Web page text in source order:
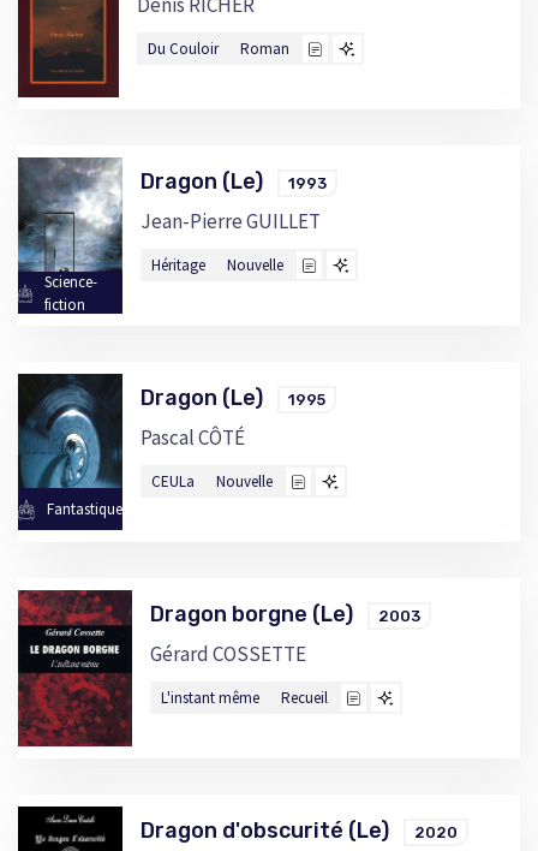
Du Couloir Roman
Science-
fiction
Dragon (Le) 1993
Jean-Pierre GUILLET
Héritage Nouvelle
Fantastique
Dragon (Le) 1995
Pascal CÔTÉ
CEULa Nouvelle
Dragon borgne (Le) 2003
Gérard COSSETTE
L'instant même Recueil
Dragon d'obscurité (Le) 2020